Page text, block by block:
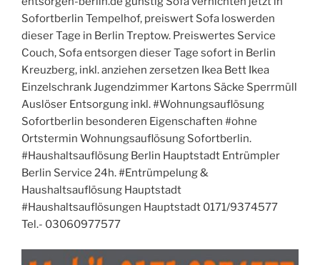
Sofortberlin Tempelhof, preiswert Sofa loswerden
dieser Tage in Berlin Treptow. Preiswertes Service
Couch, Sofa entsorgen dieser Tage sofort in Berlin
Kreuzberg, inkl. anziehen zersetzen Ikea Bett Ikea
Einzelschrank Jugendzimmer Kartons Säcke Sperrmüll
Auslöser Entsorgung inkl. #Wohnungsauflösung
Sofortberlin besonderen Eigenschaften #ohne
Ortstermin Wohnungsauflösung Sofortberlin.
#Haushaltsauflösung Berlin Hauptstadt Entrümpler
Berlin Service 24h. #Entrümpelung &
Haushaltsauflösung Hauptstadt
#Haushaltsauflösungen Hauptstadt 0171/9374577
Tel.- 03060977577